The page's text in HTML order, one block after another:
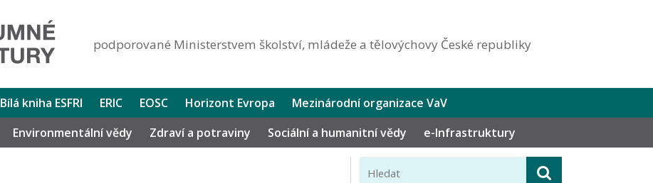
podporované Ministerstvem školství, mládeže a tělovýchovy České republiky
Bílá kniha ESFRI ERIC EOSC Horizont Evropa
Mezinárodní organizace VaV
Environmentální vědy Zdraví a potraviny Sociální a humanitní vědy e-Infrastruktury